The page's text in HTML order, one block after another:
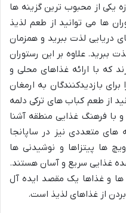
یکی از محبوب ترین گزینه ها
ها می توانید از طعم لذیذ
دریایی لذت ببرید و همزمان
ببرید. علاوه بر این رستوران
که با ارائه غذاهای محلی و
بازدیدکنندگان به ارمغان
از طعم کباب های ترکی دلمه
با فرهنگ غذایی منطقه آشنا
متعددی نیز در ساپانجا
ها پیتزاها و نوشیدنی ها
غذایی سریع و آسان هستند.
ها و غذاها یک مقصد ایده آل
از غذاهای لذیذ است.